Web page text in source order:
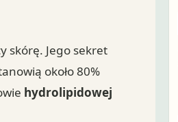
skórę. Jego sekret
około 80%
hydrolipidowej